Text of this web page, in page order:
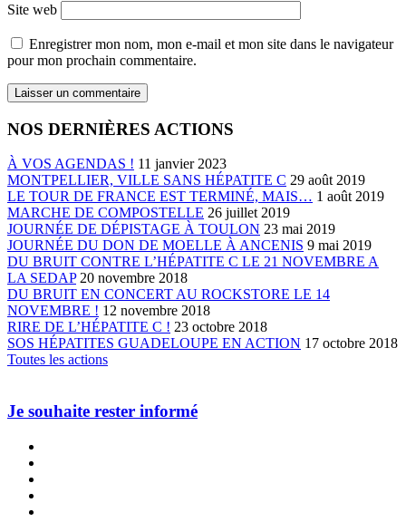
Site web
Enregistrer mon nom, mon e-mail et mon site dans le navigateur
pour mon prochain commentaire.
NOS DERNIÈRES ACTIONS
À VOS AGENDAS ! 11 janvier 2023
MONTPELLIER, VILLE SANS HÉPATITE C 29 août 2019
LE TOUR DE FRANCE EST TERMINÉ, MAIS… 1 août 2019
MARCHE DE COMPOSTELLE 26 juillet 2019
JOURNÉE DE DÉPISTAGE À TOULON 23 mai 2019
JOURNÉE DU DON DE MOELLE À ANCENIS 9 mai 2019
DU BRUIT CONTRE L’HÉPATITE C LE 21 NOVEMBRE A
LA SEDAP 20 novembre 2018
DU BRUIT EN CONCERT AU ROCKSTORE LE 14
NOVEMBRE ! 12 novembre 2018
RIRE DE L’HÉPATITE C ! 23 octobre 2018
SOS HÉPATITES GUADELOUPE EN ACTION 17 octobre 2018
Toutes les actions
Je souhaite rester informé